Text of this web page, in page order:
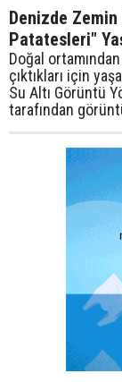
Denizde Zemin
Patatesleri"
Doğal
çıktıkları için
Su Altı Görüntü
tarafından